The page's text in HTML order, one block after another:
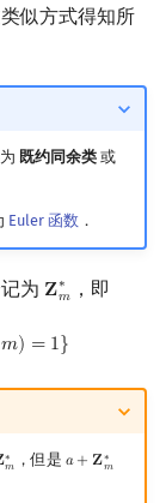
似方式得知所
既约同余类 或
Euler 函数 ．
为 𝐙∗
𝑚
Zm ∗，即
𝑚) = 1}
=1}
∗
𝑚
m ∗
，但是 𝑎+ 𝐙∗
𝑚
a+Z m∗